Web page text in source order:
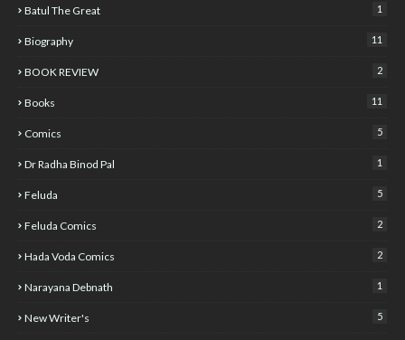
Batul The Great 1
Biography 11
BOOK REVIEW 2
Books 11
Comics 5
Dr Radha Binod Pal 1
Feluda 5
Feluda Comics 2
Hada Voda Comics 2
Narayana Debnath 1
New Writer's 5